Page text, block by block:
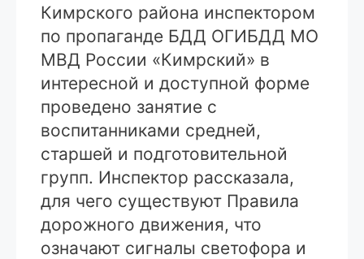
Кимрского района инспектором
по пропаганде БДД ОГИБДД МО
МВД России «Кимрский» в
интересной и доступной форме
проведено занятие с
воспитанниками средней,
старшей и подготовительной
групп. Инспектор рассказала,
для чего существуют Правила
дорожного движения, что
означают сигналы светофора и